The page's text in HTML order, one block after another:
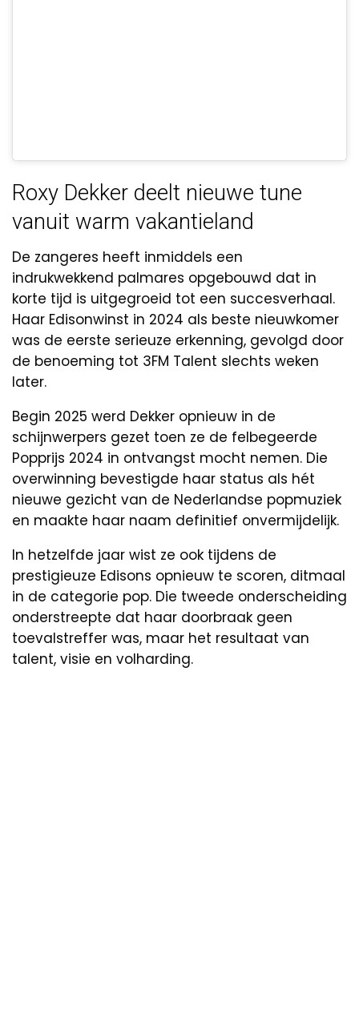
Roxy Dekker deelt nieuwe tune
vanuit warm vakantieland
De zangeres heeft inmiddels een
indrukwekkend palmares opgebouwd dat in
korte tijd is uitgegroeid tot een succesverhaal.
Haar Edisonwinst in 2024 als beste nieuwkomer
was de eerste serieuze erkenning, gevolgd door
de benoeming tot 3FM Talent slechts weken
later.
Begin 2025 werd Dekker opnieuw in de
schijnwerpers gezet toen ze de felbegeerde
Popprijs 2024 in ontvangst mocht nemen. Die
overwinning bevestigde haar status als hét
nieuwe gezicht van de Nederlandse popmuziek
en maakte haar naam definitief onvermijdelijk.
In hetzelfde jaar wist ze ook tijdens de
prestigieuze Edisons opnieuw te scoren, ditmaal
in de categorie pop. Die tweede onderscheiding
onderstreepte dat haar doorbraak geen
toevalstreffer was, maar het resultaat van
talent, visie en volharding.